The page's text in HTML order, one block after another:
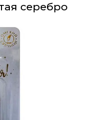
серебро